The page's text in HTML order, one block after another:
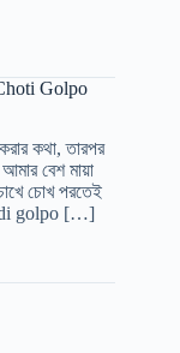
Choti Golpo
কথা, তারপর
বেশ মায়া
চোখ পরতেই
golpo […]